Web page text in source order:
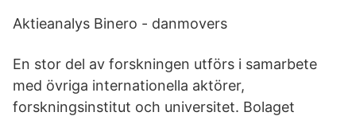
Aktieanalys Binero - danmovers
En stor del av forskningen utförs i samarbete
med övriga internationella aktörer,
forskningsinstitut och universitet. Bolaget